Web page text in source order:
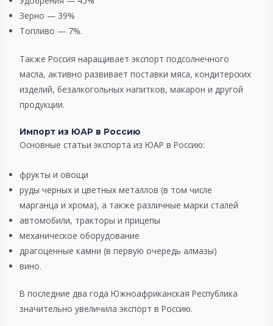
Зерно — 39%
Топливо — 7%.
Также Россия наращивает экспорт подсолнечного
масла, активно развивает поставки мяса, кондитерских
изделий, безалкогольных напитков, макарон и другой
продукции.
Импорт из ЮАР в Россию
Основные статьи экспорта из ЮАР в Россию:
фрукты и овощи
руды черных и цветных металлов (в том числе
марганца и хрома), а также различные марки сталей
автомобили, тракторы и прицепы
механическое оборудование
драгоценные камни (в первую очередь алмазы)
вино.
В последние два года Южноафриканская Республика
значительно увеличила экспорт в Россию.